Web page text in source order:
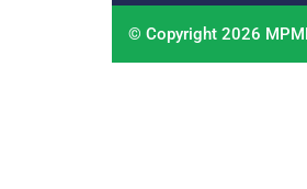
© Copyright 2026